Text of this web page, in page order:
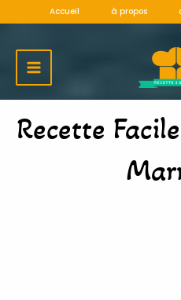
contenu
Accueil à propos
MENU
Recette